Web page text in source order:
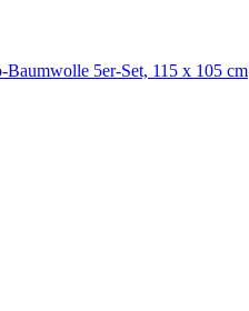
5er-Set, 115 x 105 cm